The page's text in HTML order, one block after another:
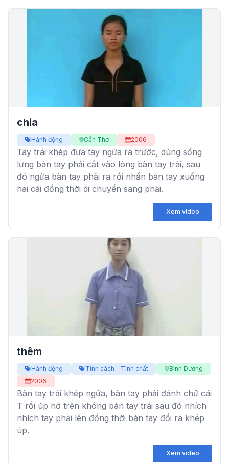
chia
Hành động Cần Thơ 2006
Tay trái khép đưa tay ngửa ra trước, dùng sống
lưng bàn tay phải cắt vào lòng bàn tay trái, sau
đó ngửa bàn tay phải ra rồi nhấn bàn tay xuống
hai cái đồng thời di chuyển sang phải.
Xem video
thêm
Hành động Tính cách - Tính chất
Bình Dương
2006
Bàn tay trái khép ngửa, bàn tay phải đánh chữ cái
T rồi úp hờ trên không bàn tay trái sau đó nhích
nhích tay phải lên đồng thời bàn tay đổi ra khép
úp.
Xem video